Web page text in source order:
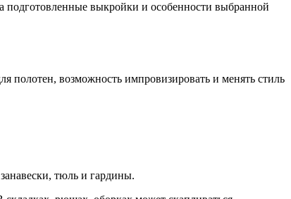
подготовленные выкройки и особенности выбранной
возможность импровизировать и менять стиль
тюль и гардины.